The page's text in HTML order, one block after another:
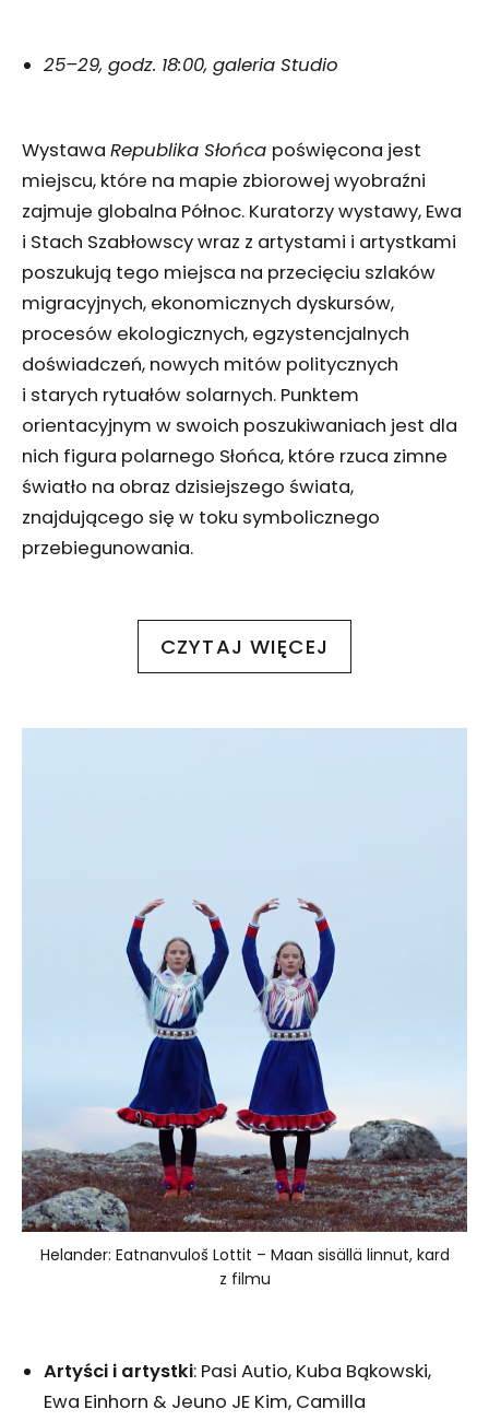
25–29, godz. 18:00, galeria Studio
Wystawa Republika Słońca poświęcona jest
miejscu, które na mapie zbiorowej wyobraźni
zajmuje globalna Północ. Kuratorzy wystawy, Ewa
i Stach Szabłowscy wraz z artystami i artystkami
poszukują tego miejsca na przecięciu szlaków
migracyjnych, ekonomicznych dyskursów,
procesów ekologicznych, egzystencjalnych
doświadczeń, nowych mitów politycznych
i starych rytuałów solarnych. Punktem
orientacyjnym w swoich poszukiwaniach jest dla
nich figura polarnego Słońca, które rzuca zimne
światło na obraz dzisiejszego świata,
znajdującego się w toku symbolicznego
przebiegunowania.
CZYTAJ WIĘCEJ
Helander: Eatnanvuloš Lottit – Maan sisällä linnut, kard
z filmu
Artyści i artystki: Pasi Autio, Kuba Bąkowski,
Ewa Einhorn & Jeuno JE Kim, Camilla